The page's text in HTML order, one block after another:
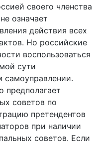
своего членства
означает
действия всех
Но российские
воспользоваться
сути
самоуправлении.
предполагает
советов по
претендентов
при наличии
советов. Если